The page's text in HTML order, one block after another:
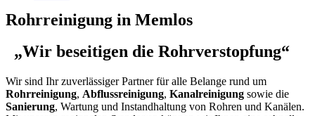
Rohrreinigung in Memlos
„Wir beseitigen die Rohrverstopfung“
Wir sind Ihr zuverlässiger Partner für alle Belange rund um
Rohrreinigung, Abflussreinigung, Kanalreinigung sowie die
Sanierung, Wartung und Instandhaltung von Rohren und Kanälen.